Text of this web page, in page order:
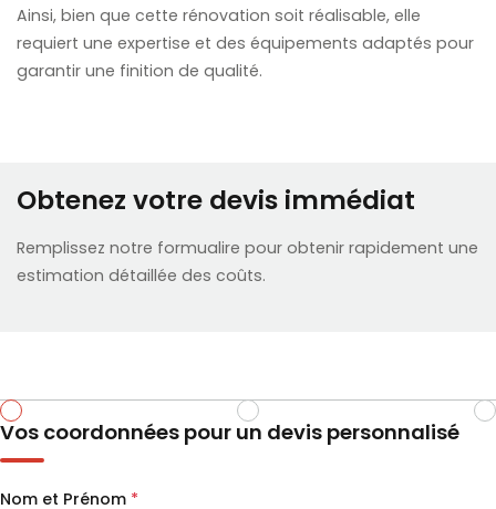
Ainsi, bien que cette rénovation soit réalisable, elle
requiert une expertise et des équipements adaptés pour
garantir une finition de qualité.
Obtenez votre devis immédiat
Remplissez notre formualire pour obtenir rapidement une
estimation détaillée des coûts.
Vos coordonnées pour un devis personnalisé
Nom et Prénom *